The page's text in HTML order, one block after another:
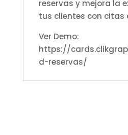
reservas y mejora la
tus clientes con citas
Ver Demo:
https://
d-reservas/